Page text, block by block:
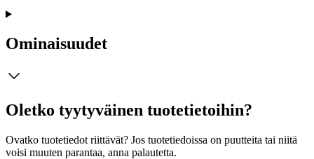
Ominaisuudet
Oletko tyytyväinen tuotetietoihin?
Ovatko tuotetiedot riittävät? Jos tuotetiedoissa on puutteita tai niitä
voisi muuten parantaa, anna palautetta.